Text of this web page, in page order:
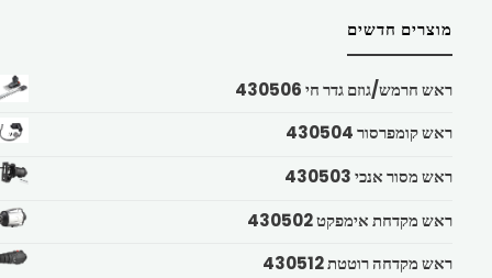
מוצרים חדשים
ראש חרמש/גוזם גדר חי 430506
ראש קומפרסור 430504
ראש מסור אנכי 430503
ראש מקדחת אימפקט 430502
ראש מקדחה רוטטת 430512